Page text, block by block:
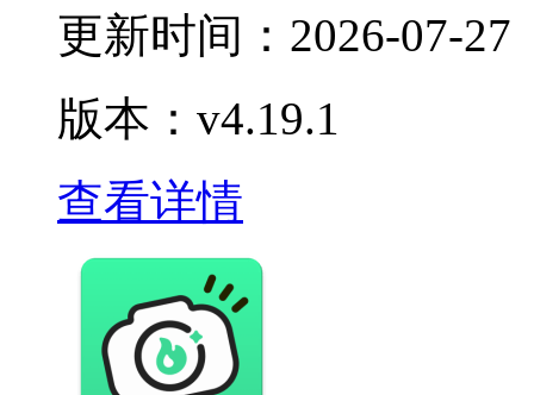
更新时间： 2026-07-27
版本：v4.19.1
查看详情